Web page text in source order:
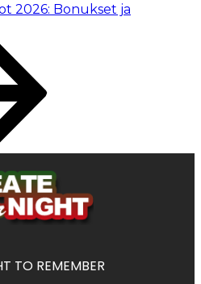
2026: Bonukset ja
TO REMEMBER